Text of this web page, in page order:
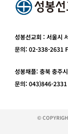
성봉선교회 : 서울시
문의: 02-338-2631
성봉채플: 충북 충주
문의: 043)846-2331
©